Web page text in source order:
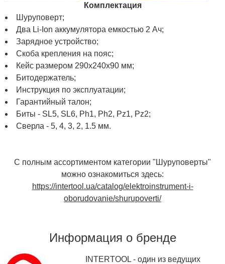
Комплектация
Шуруповерт;
Два Li-Ion аккумулятора емкостью 2 Ач;
Зарядное устройство;
Скоба крепления на пояс;
Кейс размером 290х240х90 мм;
Битодержатель;
Инструкция по эксплуатации;
Гарантийный талон;
Биты - SL5, SL6, Ph1, Ph2, Pz1, Pz2;
Сверла - 5, 4, 3, 2, 1.5 мм.
С полным ассортиментом категории "Шуруповерты"
можно ознакомиться здесь:
https://intertool.ua/catalog/elektroinstrument-i-
oborudovanie/shurupoverti/
Информация о бренде
INTERTOOL - один из ведущих